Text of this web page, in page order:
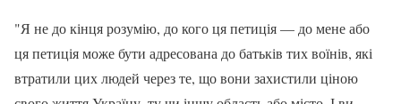
"Я не до кінця розумію, до кого ця петиція — до мене або
ця петиція може бути адресована до батьків тих воїнів, які
втратили цих людей через те, що вони захистили ціною